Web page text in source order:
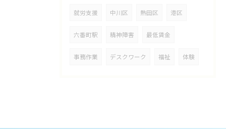
就労支援 中川区 熱田区 港区
六番町駅 精神障害 最低賃金
事務作業 デスクワーク 福祉 体験